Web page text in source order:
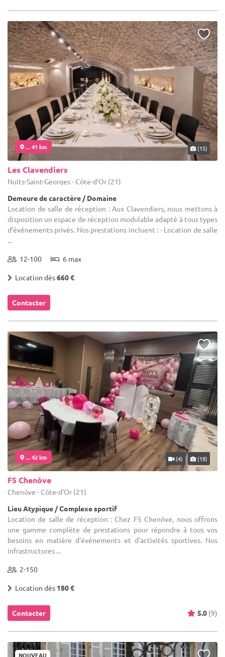
... 41 km (15)
Les Clavendiers
Nuits-Saint-Georges - Côte-d'Or (21)
Demeure de caractère / Domaine
Location de salle de réception : Aux Clavendiers, nous mettons à
disposition un espace de réception modulable adapté à tous types
d’événements privés. Nos prestations incluent : - Location de salle
...
12-100 6 max
Location dès660 €
Contacter
... 42 km (4) (18)
F5 Chenôve
Chenôve - Côte-d'Or (21)
Lieu Atypique / Complexe sportif
Location de salle de réception : Chez F5 Chenôve, nous offrons
une gamme complète de prestations pour répondre à tous vos
besoins en matière d'événements et d'activités sportives. Nos
infrastructures ...
2-150
Location dès 180 €
Contacter 5.0 (9)
NOUVEAU